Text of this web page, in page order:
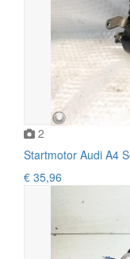
2
Startmotor Audi A4
€ 35,96